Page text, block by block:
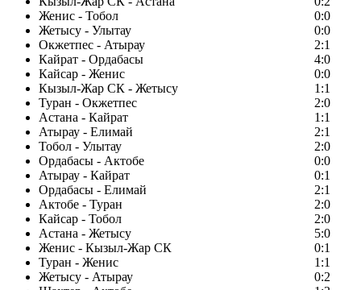
Женис - Тобол
0:0
Жетысу - Улытау
0:0
Окжетпес - Атырау
2:1
Кайрат - Ордабасы
4:0
Кайсар - Женис
0:0
Кызыл-Жар СК - Жетысу
1:1
Туран - Окжетпес
2:0
Астана - Кайрат
1:1
Атырау - Елимай
2:1
Тобол - Улытау
2:0
Ордабасы - Актобе
0:0
Атырау - Кайрат
0:1
Ордабасы - Елимай
2:1
Актобе - Туран
2:0
Кайсар - Тобол
2:0
Астана - Жетысу
5:0
Женис - Кызыл-Жар СК
0:1
Туран - Женис
1:1
Жетысу - Атырау
0:2